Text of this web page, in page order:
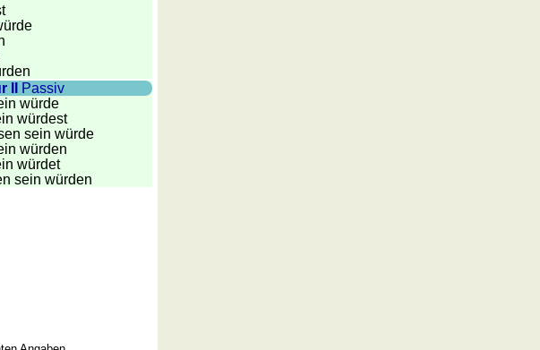
II
Passiv
würde
würdest
sein würde
würden
würdet
sein würden